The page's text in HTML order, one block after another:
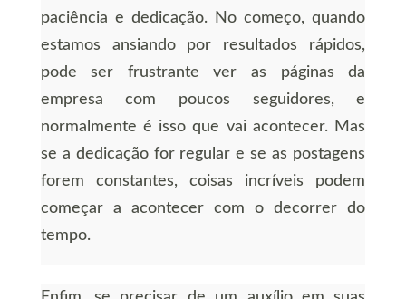
paciência e dedicação. No começo, quando
estamos ansiando por resultados rápidos,
pode ser frustrante ver as páginas da
empresa com poucos seguidores, e
normalmente é isso que vai acontecer. Mas
se a dedicação for regular e se as postagens
forem constantes, coisas incríveis podem
começar a acontecer com o decorrer do
tempo.